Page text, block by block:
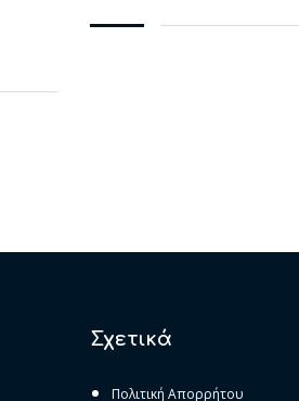
Σχετικά
Πολιτική Απορρήτου